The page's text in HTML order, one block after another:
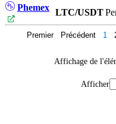
Phemex LTC/USDT
Affichage de
Afficher
Premier Précédent 1